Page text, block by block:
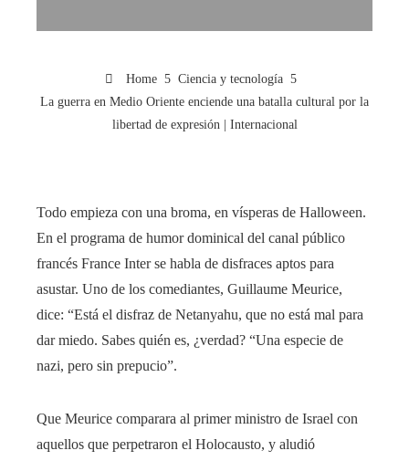
Home
Ciencia y tecnología
La guerra en Medio Oriente enciende una batalla cultural por la
libertad de expresión | Internacional
Todo empieza con una broma, en vísperas de Halloween.
En el programa de humor dominical del canal público
francés France Inter se habla de disfraces aptos para
asustar. Uno de los comediantes, Guillaume Meurice,
dice: “Está el disfraz de Netanyahu, que no está mal para
dar miedo. Sabes quién es, ¿verdad? “Una especie de
nazi, pero sin prepucio”.
Que Meurice comparara al primer ministro de Israel con
aquellos que perpetraron el Holocausto, y aludió